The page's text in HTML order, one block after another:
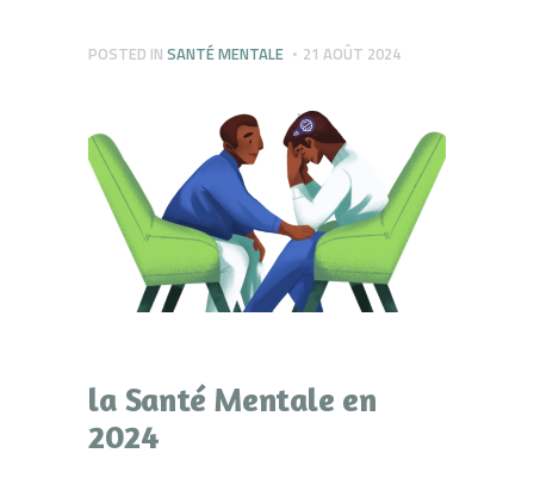
POSTED IN SANTÉ MENTALE 21 AOÛT 2024
la Santé Mentale en
2024